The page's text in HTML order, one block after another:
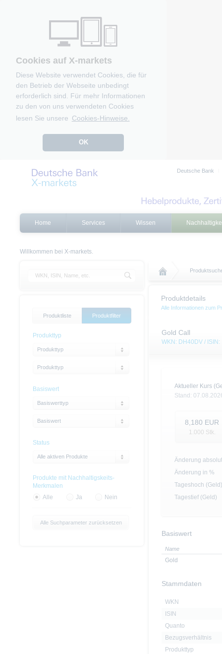
Cookies auf X-markets
Diese Website verwendet Cookies, die für
den Betrieb der Webseite unbedingt
erforderlich sind. Für mehr Informationen
zu den von uns verwendeten Cookies
lesen Sie unsere Cookies-Hinweise.
OK
Deutsche Bank
Home Services Wissen
Willkommen bei X-markets.
Produktdetails
Alle Informationen zum
Gold Call
WKN: DH40DV /
Aktueller Kurs
Stand:
8,180 EUR
1.000 Stk.
Änderung absolut
Änderung in %
Tageshoch (Geld)
Tagestief (Geld)
Basiswert
Name
Gold
Stammdaten
WKN
ISIN
Quanto
Bezugsverhältnis
Produkttyp
Produktliste Produktfilter
Produkttyp
Produkttyp
Produkttyp
Basiswert
Basiswerttyp
Basiswert
Status
Alle aktiven Produkte
Produkte mit Nachhaltigskeits-
Merkmalen
Alle
Ja Nein
Alle Suchparameter zurücksetzen